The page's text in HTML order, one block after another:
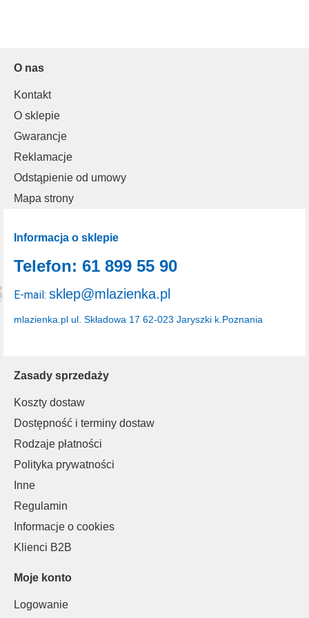
O nas
Kontakt
O sklepie
Gwarancje
Reklamacje
Odstąpienie od umowy
Mapa strony
Zasady sprzedaży
Koszty dostaw
Dostępność i terminy dostaw
Rodzaje płatności
Polityka prywatności
Inne
Regulamin
Informacje o cookies
Klienci B2B
Moje konto
Logowanie
Informacja o sklepie
mlazienka.pl ul. Składowa 17 62-023 Jaryszki k.Poznania
Telefon: 61 899 55 90
E-mail: sklep@mlazienka.pl